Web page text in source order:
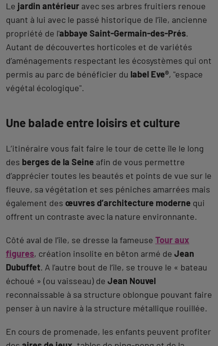
Le jardin antérieur avec ses arbres fruitiers renoue
quant à lui avec le passé historique de l’île, ancienne
propriété de l'abbaye Saint-Germain-des-Prés.
Autant de découvertes horticoles et de variétés
d’aménagements respectant les écosystèmes qui ont
permis au parc de bénéficier du label Eve®, "espace
végétal écologique".
Une balade entre loisirs et culture
L’itinéraire vous fait faire le tour de cette île le long
des berges de la Seine afin de vous permettre
d’apprécier toutes les beautés et points de vue sur le
fleuve, sa végétation et ses péniches amarrées mais
également des œuvres d’architecture moderne qui
offrent un contraste avec la nature environnante.
Côté aval de l’île, se dresse la fameuse Tour aux
figures, création insolite en bêton armé de Jean
Dubuffet. A l’autre bout de l’île, se trouve le « bateau
échoué » (ou vaisseau) de Jean Nouvel
reconnaissable à sa structure oblongue pouvant faire
penser à un navire à la structure métallique rouillée.
En cours de promenade, les enfants peuvent profiter